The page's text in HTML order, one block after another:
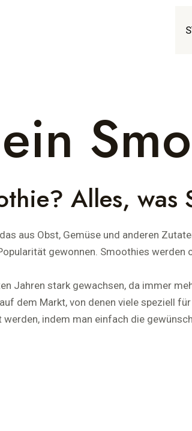
Alles, was
aus Obst, Gemüse und anderen
gewonnen. Smoothies
Jahren stark gewachsen, da immer
dem Markt, von denen viele speziell
indem man einfach die